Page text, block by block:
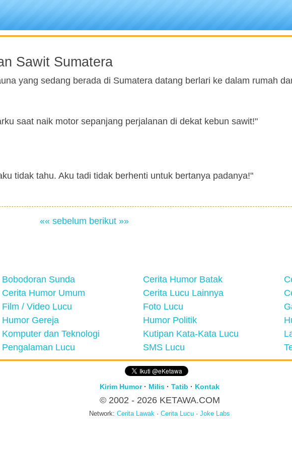
Sawit Sumatera
yang sedang berada di Sumatera datang berlari ke dalam rumah
saat naik motor sepanjang perjalanan di dekat kebun sawit!"
tidak tahu. Aku tadi tidak berhenti untuk bertanya padanya!"
«« sebelum berikut »»
Bobodoran Sunda Cerita Humor Batak
Cerita Humor Umum Cerita Lucu Lainnya
Film / Video Lucu Foto Lucu
Humor Gereja Humor Politik
Komputer dan Teknologi Kutipan Kata-Kata Lucu
Pengalaman Lucu SMS Lucu
Kirim Humor· Milis · Tatib · Kontak
© 2002 - 2026 KETAWA.COM
Network: Cerita Lawak · Cerita Lucu · Joke Labs